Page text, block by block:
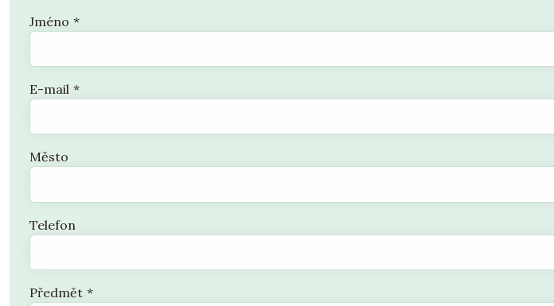
Jméno *
E-mail *
Město
Telefon
Předmět *